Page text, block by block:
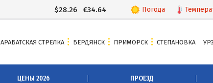
Погода
$28.26 €34.64
АРАБАТСКАЯ СТРЕЛКА БЕРДЯНСК ПРИМОРСК СТЕПАНОВКА
ЦЕНЫ 2026 ПРОЕЗД